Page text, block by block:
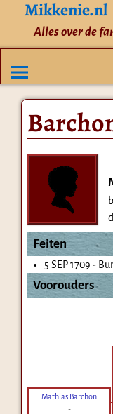
Mikkenie.nl
Alles over de
Feiten
5 SEP 1709 -
Voorouders
Mathias Barchon
-